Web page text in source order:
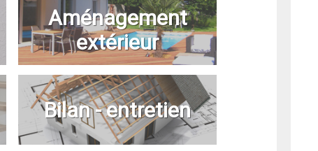
Aménagement
extérieur
Bilan - entretien